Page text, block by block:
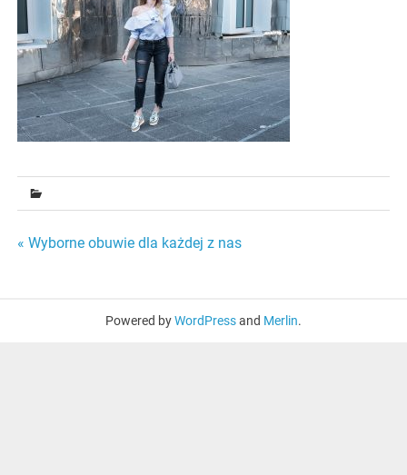
Nawigacja
« Wyborne obuwie dla każdej z nas
Powered byWordPressand Merlin.